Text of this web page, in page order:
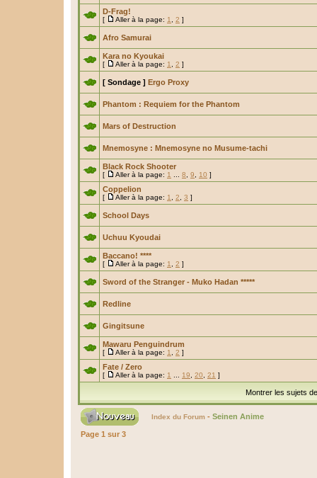
D-Frag!
[ Aller à la page: 1 2 ]
Afro Samurai
Kara no Kyoukai
[ Aller à la page: 1 2 ]
[ Sondage ] Ergo Proxy
Phantom : Requiem for the Phantom
Mars of Destruction
Mnemosyne : Mnemosyne no Musume-tachi
Black Rock Shooter
[ Aller à la page: 1 8 9 10 ]
Coppelion
[ Aller à la page: 1 2 3 ]
School Days
Uchuu Kyoudai
Baccano! ****
[ Aller à la page: 1 2 ]
Sword of the Stranger - Muko Hadan *****
Redline
Gingitsune
Mawaru Penguindrum
[ Aller à la page: 1 2 ]
Fate / Zero
[ Aller à la page: 1 19 20 21 ]
Montrer les sujets
Index du Forum - Seinen Anime
Page 1 sur 3